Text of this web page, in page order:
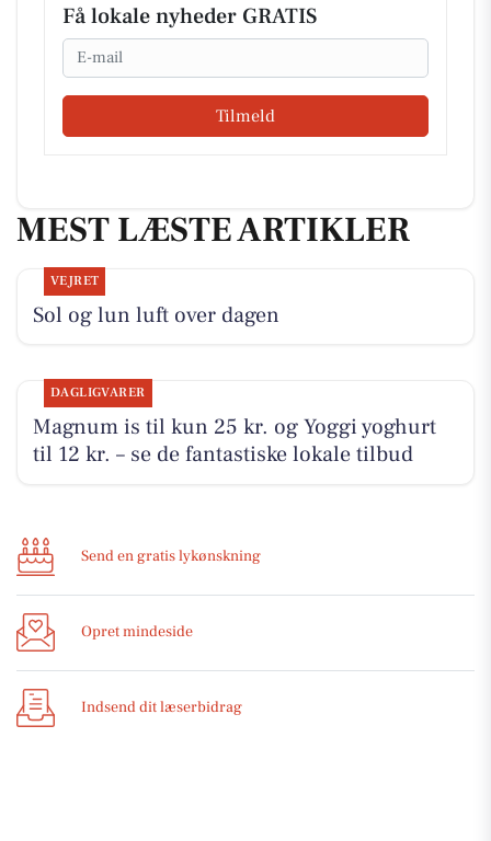
Få lokale nyheder GRATIS
Email
Tilmeld
MEST LÆSTE ARTIKLER
VEJRET
Sol og lun luft over dagen
DAGLIGVARER
Magnum is til kun 25 kr. og Yoggi yoghurt
til 12 kr. – se de fantastiske lokale tilbud
Send en gratis lykønskning
Opret mindeside
Indsend dit læserbidrag